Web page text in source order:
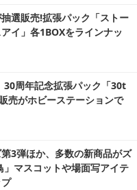
選販売!拡張パック「ストー
イ」各1BOXをラインナッ
30周年記念拡張パック「30t
売がホビーステーションで
3弾ほか、多数の新商品がズ
マスコットや場面写アイテ